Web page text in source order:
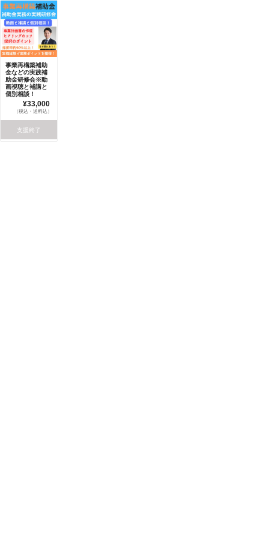
事業再構築補助
金などの実践補
助金研修会※動
画視聴と補講と
個別相談！
¥33,000
（税込・送料込）
支援終了